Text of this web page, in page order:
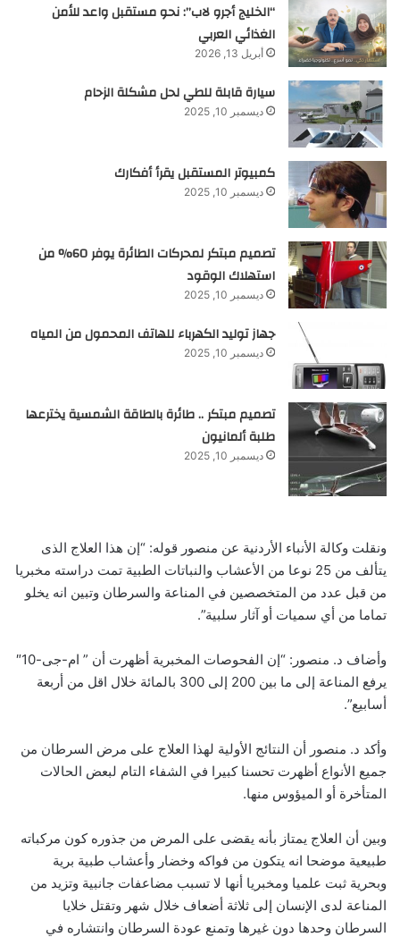
“الخليج أجرو لاب”: نحو مستقبل واعد للأمن
الغذائي العربي
أبريل 13, 2026
سيارة قابلة للطي لحل مشكلة الزحام
ديسمبر 10, 2025
كمبيوتر المستقبل يقرأ أفكارك
ديسمبر 10, 2025
تصميم مبتكر لمحركات الطائرة يوفر 60% من
استهلاك الوقود
ديسمبر 10, 2025
جهاز توليد الكهرباء للهاتف المحمول من المياه
ديسمبر 10, 2025
تصميم مبتكر .. طائرة بالطاقة الشمسية يخترعها
طلبة ألمانيون
ديسمبر 10, 2025
ونقلت وكالة الأنباء الأردنية عن منصور قوله: “إن هذا العلاج الذى
يتألف من 25 نوعا من الأعشاب والنباتات الطبية تمت دراسته مخبريا
من قبل عدد من المتخصصين في المناعة والسرطان وتبين انه يخلو
تماما من أي سميات أو آثار سلبية”.
وأضاف د. منصور: “إن الفحوصات المخبرية أظهرت أن ” ام-جى-10″
يرفع المناعة إلى ما بين 200 إلى 300 بالمائة خلال اقل من أربعة
أسابيع”.
وأكد د. منصور أن النتائج الأولية لهذا العلاج على مرض السرطان من
جميع الأنواع أظهرت تحسنا كبيرا في الشفاء التام لبعض الحالات
المتأخرة أو الميؤوس منها.
وبين أن العلاج يمتاز بأنه يقضى على المرض من جذوره كون مركباته
طبيعية موضحا انه يتكون من فواكه وخضار وأعشاب طبية برية
وبحرية ثبت علميا ومخبريا أنها لا تسبب مضاعفات جانبية وتزيد من
المناعة لدى الإنسان إلى ثلاثة أضعاف خلال شهر وتقتل خلايا
السرطان وحدها دون غيرها وتمنع عودة السرطان وانتشاره في